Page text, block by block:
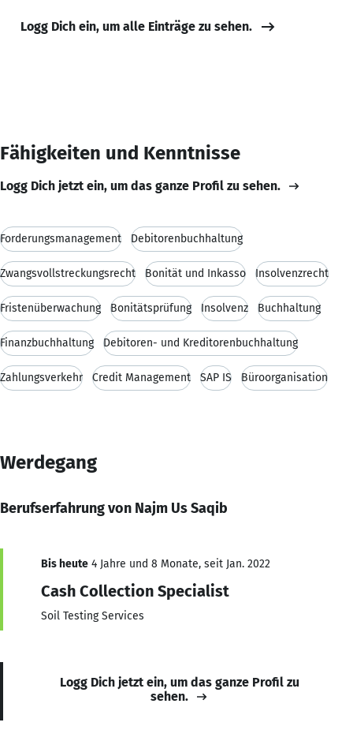
Logg Dich ein, um alle Einträge zu sehen.
Fähigkeiten und Kenntnisse
Logg Dich jetzt ein, um das ganze Profil zu sehen.
Forderungsmanagement Debitorenbuchhaltung
Zwangsvollstreckungsrecht Bonität und Inkasso Insolvenzrecht
Fristenüberwachung Bonitätsprüfung Insolvenz Buchhaltung
Finanzbuchhaltung Debitoren- und Kreditorenbuchhaltung
Zahlungsverkehr Credit Management SAP IS Büroorganisation
Werdegang
Berufserfahrung von Najm Us Saqib
Bis heute 4 Jahre und 8 Monate, seit Jan. 2022
Cash Collection Specialist
Soil Testing Services
Logg Dich jetzt ein, um das ganze Profil zu
sehen.